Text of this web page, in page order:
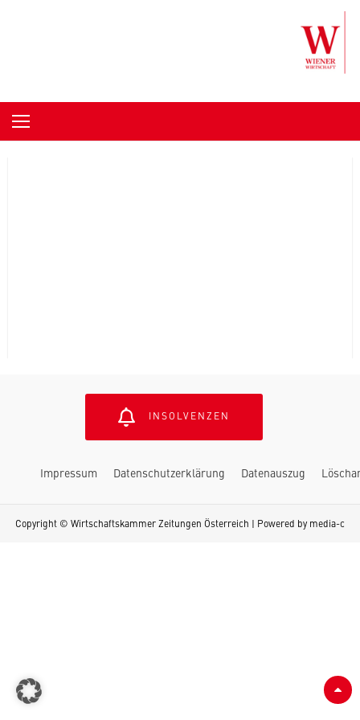
INSOLVENZEN
Impressum Datenschutzerklärung Datenauszug
Copyright © Wirtschaftskammer Zeitungen Österreich | Powered by media-c